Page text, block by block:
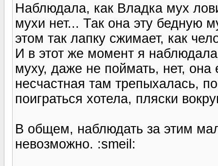
Наблюдала, как Владка мух
мухи нет... Так она эту бедную
этом так лапку сжимает, как
И в этот же момент я
муху, даже не поймать, нет,
несчастная там трепыхалась,
поиграться хотела, пляски
В общем, наблюдать за этим
невозможно. :smeil: